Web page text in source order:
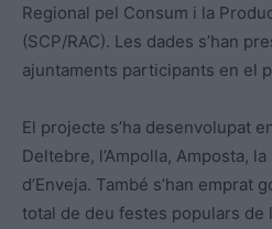
Regional pel Consum i la
(SCP/RAC). Les dades s’han
ajuntaments participants en el
El projecte s’ha desenvolupat
Deltebre, l’Ampolla, Amposta,
d’Enveja. També s’han emprat
total de deu festes populars de